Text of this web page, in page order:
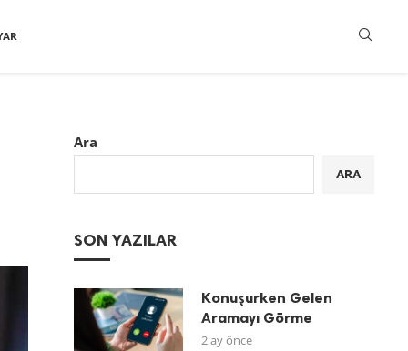
Ara
ARA
SON YAZILAR
Konuşurken Gelen
Aramayı Görme
2 ay önce